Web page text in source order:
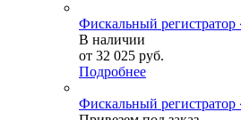
Фискальный
В наличии
от 32 025 руб.
Подробнее
Фискальный